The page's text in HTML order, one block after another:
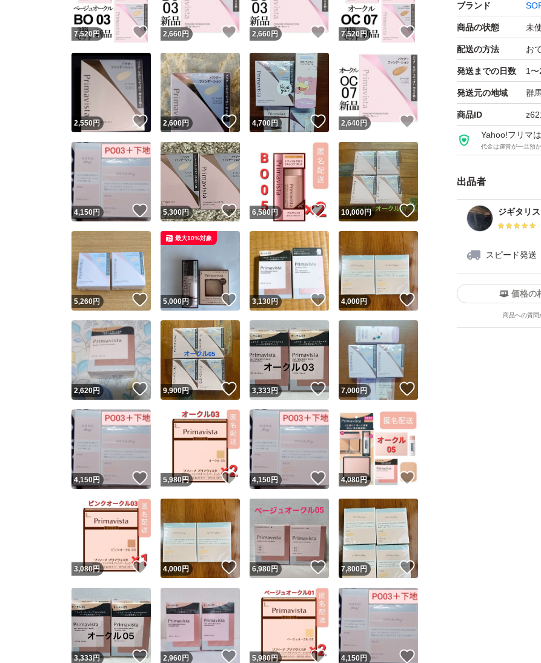
ブランド
商品の状態 未
配送の方法 お
発送までの日数 1
発送元の地域 群
商品ID
Yahoo!フリマ
代金は運営が一旦預
出品者
ジギタリス
スピード発送
ユーザーの実績について
Yahoo!フリマが定めた一定の基準を満たしたユーザーにバッジを付与しています
安心取引出品者
安心取引出品者 Yahoo!フリマの基準をクリアした安心・安全なユーザーです
取引実績
取引実績◯+ このユーザーはYahoo!フリマの取引を完了させた実績があり
他フリマ実績◯+ このユーザーは他フリマサービスでの取引実績があります
スピード&安心発送
※このバッジは実績に基づく表示であり、発送を保証しているものではありません
このユーザーは高頻度で24時間以内＆設定した発送日数内に
ます
価格の
商品への質問
この商品の情報をコピーします
商品画像の 無断転載は禁止されています
コピーは1商品につき1回です
出品ページへ
キャンセル
7,520 円 いいね！
2,660円 いいね！
2,660円 いいね！
7,520 円
2,550円 いいね！
2,600円 いいね！
4,700円 いいね！
2,640円 いいね！
4,150円 いいね！
5,300円 いいね！
6,580 円 いいね！
10,000円 いいね！
5,260円 いいね！
5,000円 いいね！
最大10%対象
3,130円 いいね！
4,000円
2,620円 いいね！
9,900円 いいね！
3,333円 いいね！
7,000円
4,150円 いいね！
5,980円 いいね！
4,150円 いいね！
4,080円 いいね！
3,080円 いいね！
4,000円 いいね！
6,980円 いいね！
7,800円 いいね！
3,333円 いいね！
2,960円 いいね！
5,980円 いいね！
4,150円